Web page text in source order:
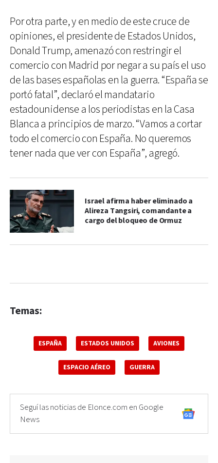
Por otra parte, y en medio de este cruce de
opiniones, el presidente de Estados Unidos,
Donald Trump, amenazó con restringir el
comercio con Madrid por negar a su país el uso
de las bases españolas en la guerra. “España se
portó fatal”, declaró el mandatario
estadounidense a los periodistas en la Casa
Blanca a principios de marzo. “Vamos a cortar
todo el comercio con España. No queremos
tener nada que ver con España”, agregó.
Israel afirma haber eliminado a
Alireza Tangsiri, comandante a
cargo del bloqueo de Ormuz
Temas:
ESPAÑA ESTADOS UNIDOS AVIONES
ESPACIO AÉREO GUERRA
Seguí las noticias de Elonce.com en Google
News